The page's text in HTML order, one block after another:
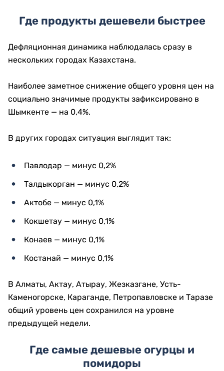
Где продукты дешевели быстрее
Дефляционная динамика наблюдалась сразу в
нескольких городах Казахстана.
Наиболее заметное снижение общего уровня цен на
социально значимые продукты зафиксировано в
Шымкенте — на 0,4%.
В других городах ситуация выглядит так:
Павлодар — минус 0,2%
Талдыкорган — минус 0,2%
Актобе — минус 0,1%
Кокшетау — минус 0,1%
Конаев — минус 0,1%
Костанай — минус 0,1%
В Алматы, Актау, Атырау, Жезказгане, Усть-
Каменогорске, Караганде, Петропавловске и Таразе
общий уровень цен сохранился на уровне
предыдущей недели.
Где самые дешевые огурцы и
помидоры